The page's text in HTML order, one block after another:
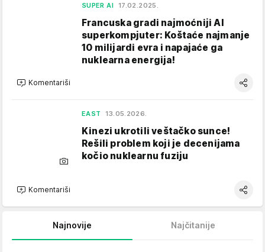
SUPER AI 17.02.2025.
Francuska gradi najmoćniji AI
superkompjuter: Koštaće najmanje
10 milijardi evra i napajaće ga
nuklearna energija!
Komentariši
EAST 13.05.2026.
Kinezi ukrotili veštačko sunce!
Rešili problem koji je decenijama
kočio nuklearnu fuziju
Komentariši
Najnovije Najčitanije